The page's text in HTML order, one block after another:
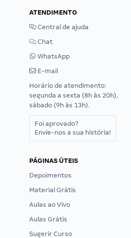
ATENDIMENTO
Central de ajuda
Chat
WhatsApp
E-mail
Horário de atendimento:
segunda a sexta (8h às 20h),
sábado (9h às 13h).
Foi aprovado?
Envie-nos a sua história!
PÁGINAS ÚTEIS
Depoimentos
Material Grátis
Aulas ao Vivo
Aulas Grátis
Sugerir Curso